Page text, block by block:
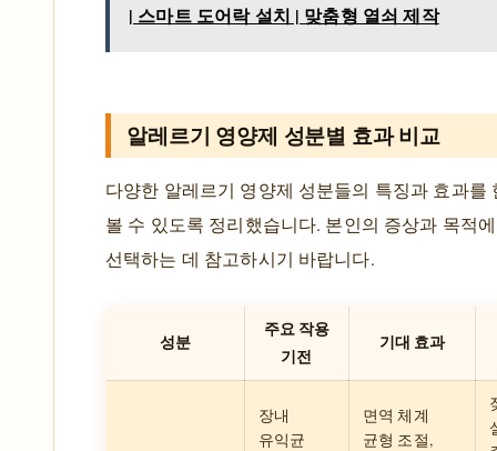
| 스마트 도어락 설치 | 맞춤형 열쇠 제작
알레르기 영양제 성분별 효과 비교
다양한 알레르기 영양제 성분들의 특징과 효과를
볼 수 있도록 정리했습니다. 본인의 증상과 목적
선택하는 데 참고하시기 바랍니다.
성분
주요 작용
기전
기대 효과
장내
유익균
면역 체계
균형 조절,